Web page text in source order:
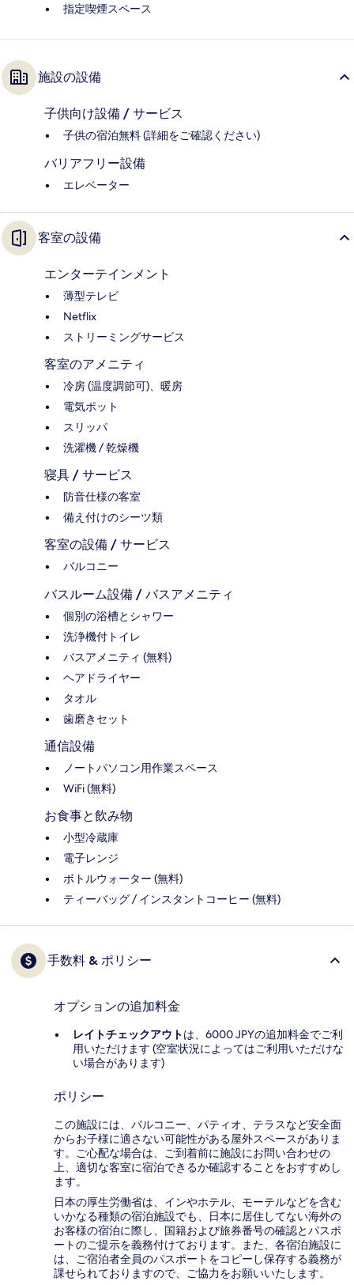
指定喫煙スペース
施設の設備
子供向け設備 / サービス
子供の宿泊無料 (詳細をご確認ください)
バリアフリー設備
エレベーター
客室の設備
エンターテインメント
薄型テレビ
Netflix
ストリーミングサービス
客室のアメニティ
冷房 (温度調節可)、暖房
電気ポット
スリッパ
洗濯機 / 乾燥機
寝具 / サービス
防音仕様の客室
備え付けのシーツ類
客室の設備 / サービス
バルコニー
バスルーム設備 / バスアメニティ
個別の浴槽とシャワー
洗浄機付トイレ
バスアメニティ (無料)
ヘアドライヤー
タオル
歯磨きセット
通信設備
ノートパソコン用作業スペース
WiFi (無料)
お食事と飲み物
小型冷蔵庫
電子レンジ
ボトルウォーター (無料)
ティーバッグ / インスタントコーヒー (無料)
手数料 & ポリシー
オプションの追加料金
レイトチェックアウトは、6000 JPYの追加料金でご利
用いただけます (空室状況によってはご利用いただけな
い場合があります)
ポリシー
この施設には、バルコニー、パティオ、テラスなど安全面
からお子様に適さない可能性がある屋外スペースがありま
す。ご心配な場合は、ご到着前に施設にお問い合わせの
上、適切な客室に宿泊できるか確認することをおすすめし
ます。
日本の厚生労働省は、インやホテル、モーテルなどを含む
いかなる種類の宿泊施設でも、日本に​居住してない海外の
お客様の宿泊に際し、国籍および旅券番号の確認とパスポ
ートのご提示を義務付け​ております。また、各宿泊施設に
は、ご宿泊者全員のパスポートをコピーし保存する義務が
課せられておりますの​で、ご協力をお願いいたします。